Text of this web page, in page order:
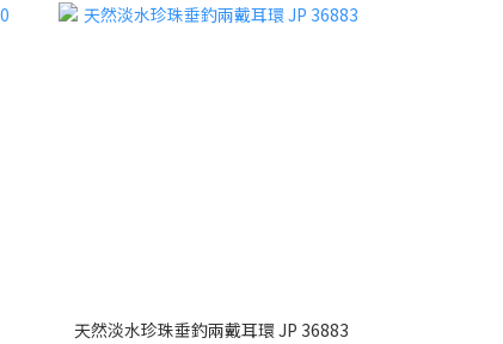
天然淡水珍珠垂釣兩戴耳環 JP 36883